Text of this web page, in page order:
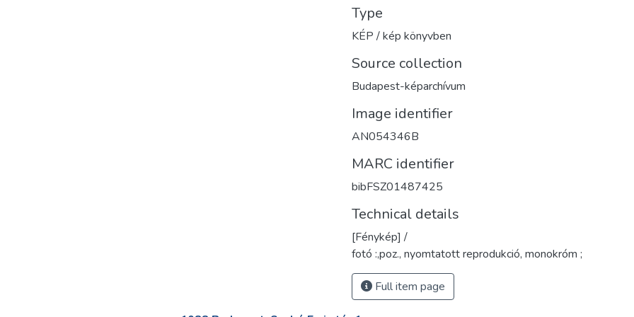
Type
KÉP / kép könyvben
Source collection
Budapest-képarchívum
Image identifier
AN054346B
MARC identifier
bibFSZ01487425
Technical details
[Fénykép] /
fotó :,poz., nyomtatott reprodukció, monokróm ;
Full item page